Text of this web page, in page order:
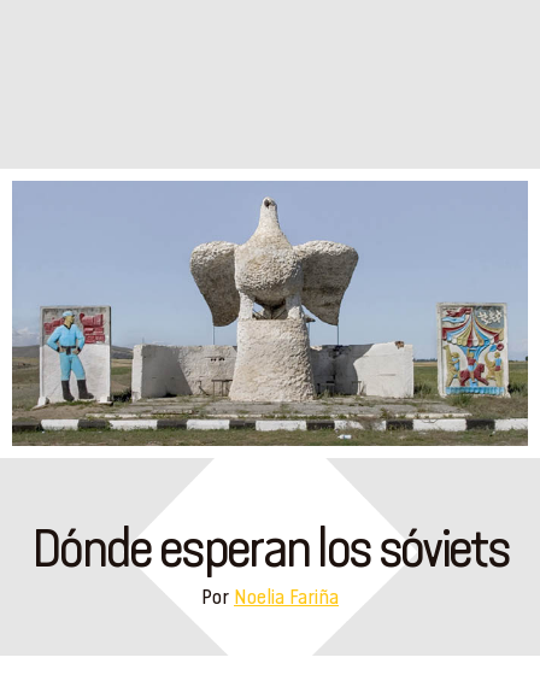
Dónde esperan los sóviets
Por Noelia Fariña